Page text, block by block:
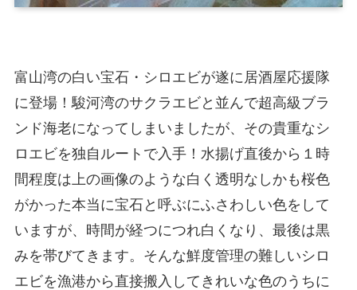
富山湾の白い宝石・シロエビが遂に居酒屋応援隊
に登場！駿河湾のサクラエビと並んで超高級ブラ
ンド海老になってしまいましたが、その貴重なシ
ロエビを独自ルートで入手！水揚げ直後から１時
間程度は上の画像のような白く透明なしかも桜色
がかった本当に宝石と呼ぶにふさわしい色をして
いますが、時間が経つにつれ白くなり、最後は黒
みを帯びてきます。そんな鮮度管理の難しいシロ
エビを漁港から直接搬入してきれいな色のうちに